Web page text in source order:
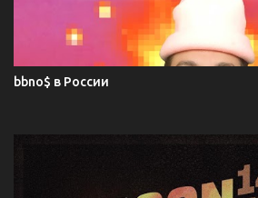
bbno$ в России